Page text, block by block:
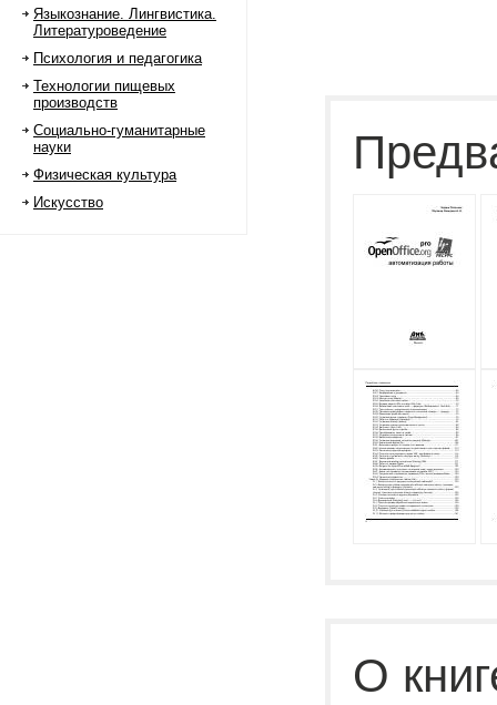
Языкознание. Лингвистика.
Литературоведение
Психология и педагогика
Технологии пищевых
производств
Социально-гуманитарные
науки
Физическая культура
Искусство
О